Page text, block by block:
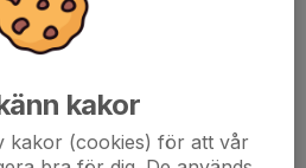
kakor
kakor (cookies) för att vår